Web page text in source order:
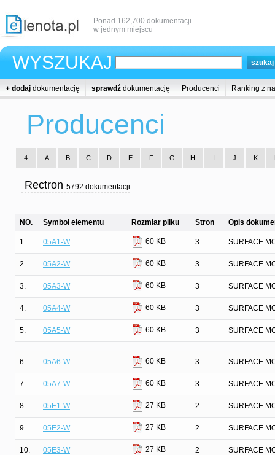
Ponad 162,700 dokumentacji
w jednym miejscu
WYSZUKAJ
+ dodaj dokumentację sprawdź dokumentację Producenci Ranking z
Producenci
4 A B C D E F G H I J K
Rectron 5792 dokumentacji
NO. Symbol elementu Rozmiar pliku Stron Opis
1. 05A1-W 60 KB 3 SURFACE
2. 05A2-W 60 KB 3 SURFACE
3. 05A3-W 60 KB 3 SURFACE
4. 05A4-W 60 KB 3 SURFACE
5. 05A5-W 60 KB 3 SURFACE
6. 05A6-W 60 KB 3 SURFACE
7. 05A7-W 60 KB 3 SURFACE
8. 05E1-W 27 KB 2 SURFACE
9. 05E2-W 27 KB 2 SURFACE
10. 05E3-W 27 KB 2 SURFACE